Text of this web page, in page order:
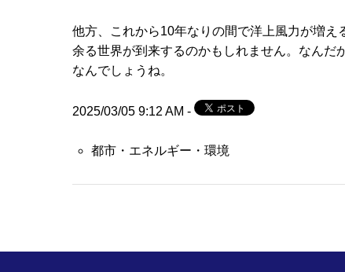
他方、これから10年なりの間で洋上風力が増
余る世界が到来するのかもしれません。なんだ
なんでしょうね。
2025/03/05 9:12 AM -
都市・エネルギー・環境